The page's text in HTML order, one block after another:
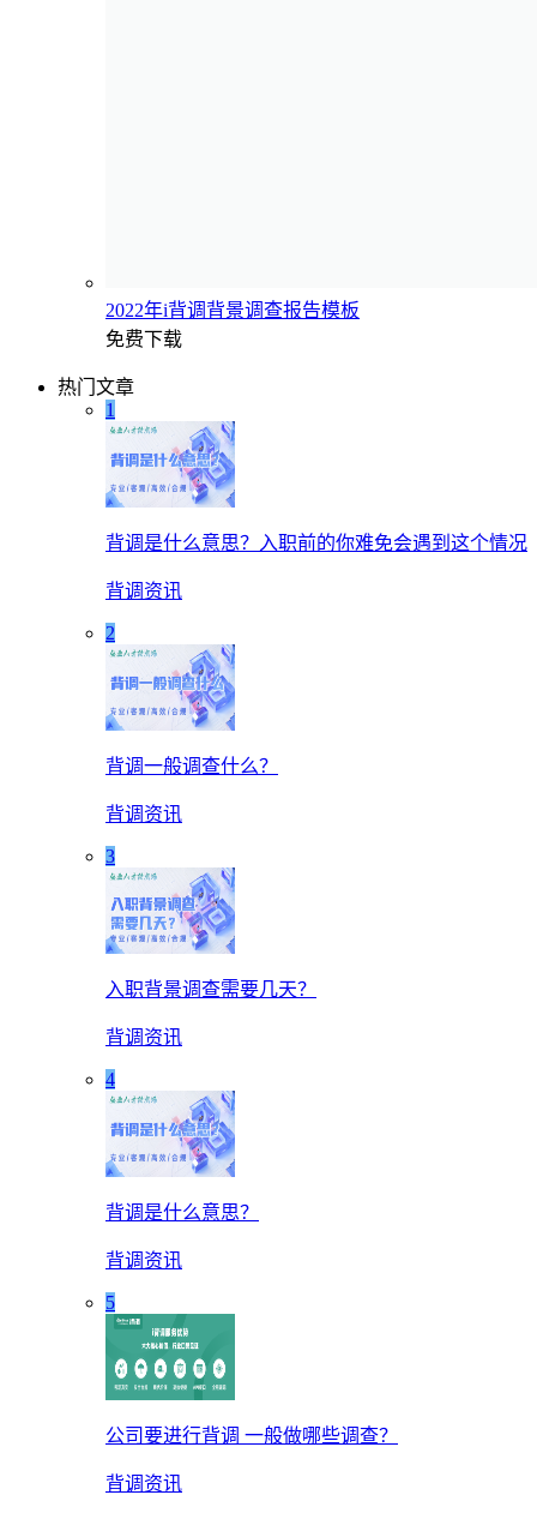
2022年i背调背景调查报告模板
免费下载
热门文章
1
背调是什么意思？入职前的你难免会遇到这个情况
背调资讯
2
背调一般调查什么？
背调资讯
3
入职背景调查需要几天？
背调资讯
4
背调是什么意思？
背调资讯
5
公司要进行背调 一般做哪些调查？
背调资讯